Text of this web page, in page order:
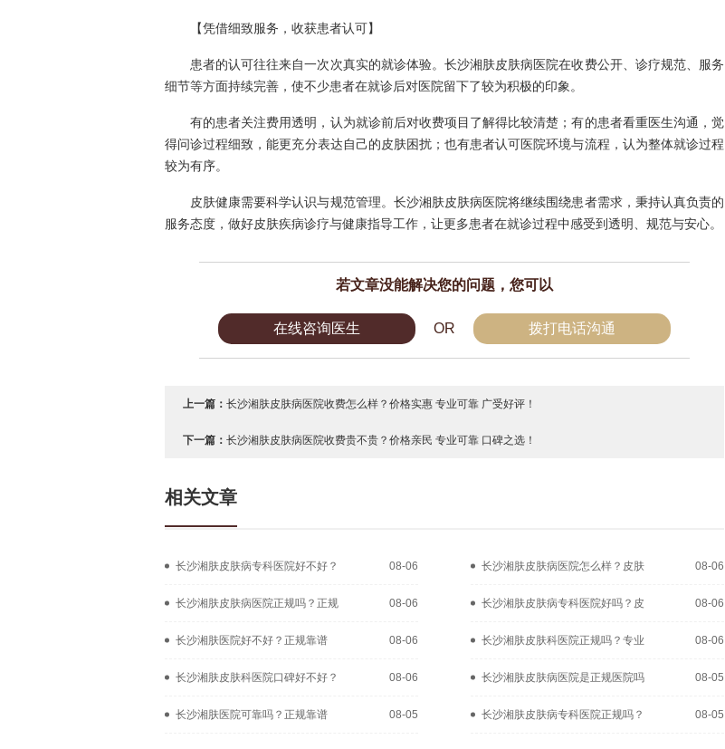
【凭借细致服务，收获患者认可】
患者的认可往往来自一次次真实的就诊体验。长沙湘肤皮肤病医院在收费公开、诊疗规范、服务
细节等方面持续完善，使不少患者在就诊后对医院留下了较为积极的印象。
有的患者关注费用透明，认为就诊前后对收费项目了解得比较清楚；有的患者看重医生沟通，觉
得问诊过程细致，能更充分表达自己的皮肤困扰；也有患者认可医院环境与流程，认为整体就诊过程
较为有序。
皮肤健康需要科学认识与规范管理。长沙湘肤皮肤病医院将继续围绕患者需求，秉持认真负责的
服务态度，做好皮肤疾病诊疗与健康指导工作，让更多患者在就诊过程中感受到透明、规范与安心。
若文章没能解决您的问题，您可以
在线咨询医生 OR 拨打电话沟通
上一篇： 长沙湘肤皮肤病医院收费怎么样？价格实惠 专业可靠 广受好评！
下一篇： 长沙湘肤皮肤病医院收费贵不贵？价格亲民 专业可靠 口碑之选！
相关文章
长沙湘肤皮肤病专科医院好不好？ 08-06 长沙湘肤皮肤病医院怎么样？皮肤 08-06
长沙湘肤皮肤病医院正规吗？正规 08-06 长沙湘肤皮肤病专科医院好吗？皮 08-06
长沙湘肤医院好不好？正规靠谱 08-06 长沙湘肤皮肤科医院正规吗？专业 08-06
长沙湘肤皮肤科医院口碑好不好？ 08-06 长沙湘肤皮肤病医院是正规医院吗 08-05
长沙湘肤医院可靠吗？正规靠谱 08-05 长沙湘肤皮肤病专科医院正规吗？ 08-05